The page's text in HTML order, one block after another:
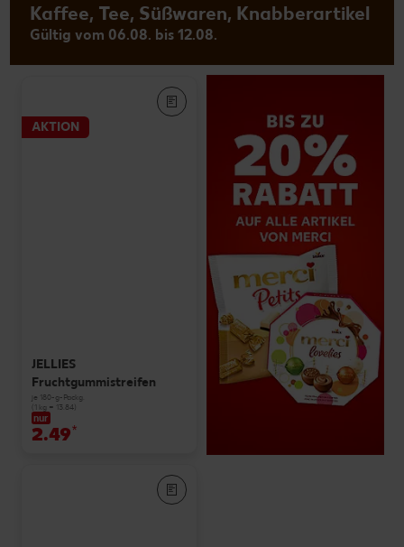
Kaffee, Tee, Süßwaren, Knabberartikel
Gültig vom 06.08. bis 12.08.
AKTION
JELLIES
Fruchtgummistreifen
je 180-g-Packg.
(1 kg = 13.84)
nur
2.49*